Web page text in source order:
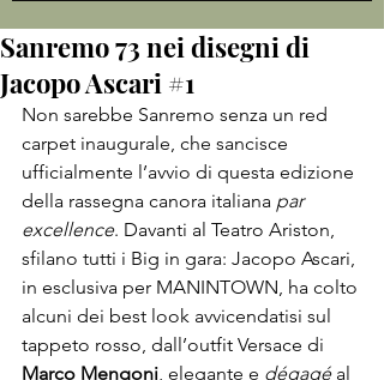
Sanremo 73 nei disegni di
Jacopo Ascari #1
Non sarebbe Sanremo senza un red
carpet inaugurale, che sancisce
ufficialmente l’avvio di questa edizione
della rassegna canora italiana par
excellence. Davanti al Teatro Ariston,
sfilano tutti i Big in gara: Jacopo Ascari,
in esclusiva per MANINTOWN, ha colto
alcuni dei best look avvicendatisi sul
tappeto rosso, dall’outfit Versace di
Marco Mengoni, elegante e dégagé al